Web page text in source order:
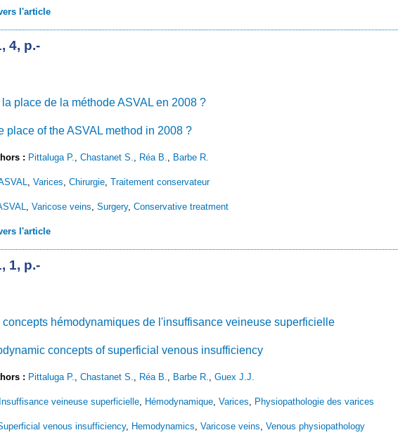
l'article
4, p.-
place de la méthode ASVAL en 2008 ?
place of the ASVAL method in 2008 ?
: Pittaluga P., Chastanet S., Réa B., Barbe R.
, Varices, Chirurgie, Traitement conservateur
, Varicose veins, Surgery, Conservative treatment
l'article
1, p.-
concepts hémodynamiques de l'insuffisance veineuse superficielle
concepts of superficial venous insufficiency
: Pittaluga P., Chastanet S., Réa B., Barbe R., Guex J.J.
Insuffisance veineuse superficielle, Hémodynamique, Varices, Physiopathologie des varices
venous insufficiency, Hemodynamics, Varicose veins, Venous physiopathology